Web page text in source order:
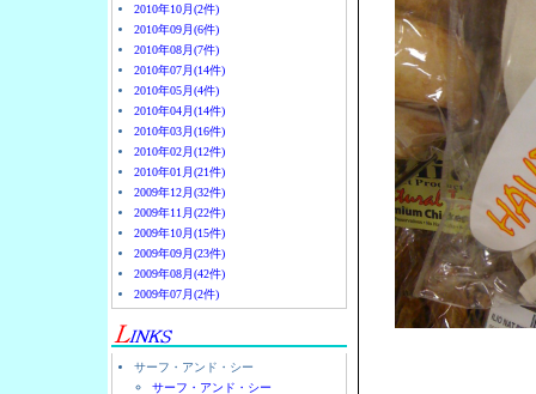
2010年10月(2件)
2010年09月(6件)
2010年08月(7件)
2010年07月(14件)
2010年05月(4件)
2010年04月(14件)
2010年03月(16件)
2010年02月(12件)
2010年01月(21件)
2009年12月(32件)
2009年11月(22件)
2009年10月(15件)
2009年09月(23件)
2009年08月(42件)
2009年07月(2件)
サーフ・アンド・シー
サーフ・アンド・シー